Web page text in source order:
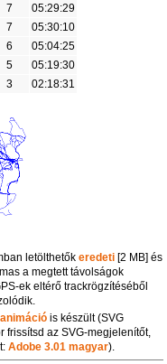
7
05:29:29
7
05:30:10
6
05:04:25
5
05:19:30
3 02:18:31
letölthetőkeredeti [2 MB] és
a megtett távolságok
ek eltérő trackrögzítéséből
animáció is készült (SVG
frissítsd az SVG-megjelenítőt,
Adobe 3.01 magyar).